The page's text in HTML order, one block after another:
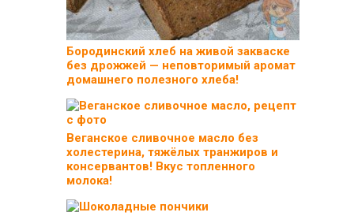
Бородинский хлеб на живой закваске
без дрожжей — неповторимый аромат
домашнего полезного хлеба!
Веганское сливочное масло без
холестерина, тяжёлых транжиров и
консервантов! Вкус топленного
молока!